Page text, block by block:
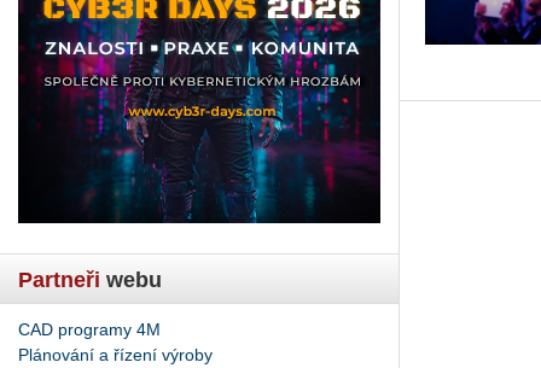
Partneři webu
CAD programy 4M
Plánování a řízení výroby